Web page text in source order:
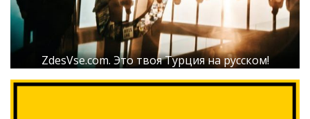
ZdesVse.com. Это твоя Турция на русском!